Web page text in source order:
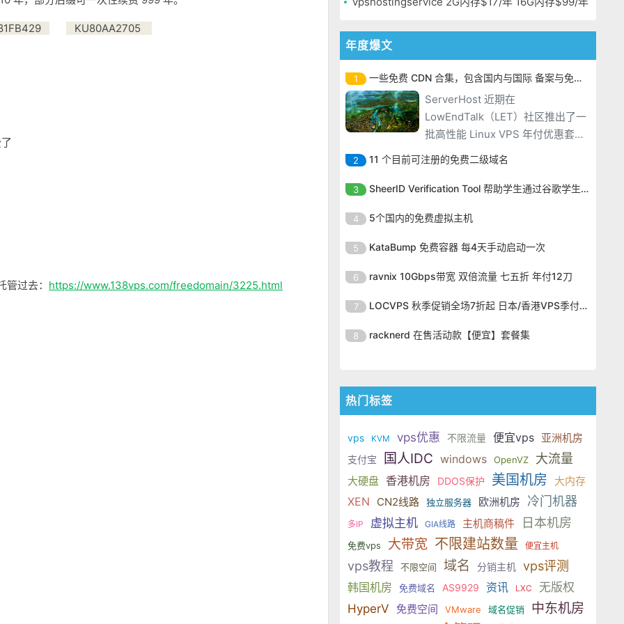
KU80AA2705
过去： https://www.138vps.com/freedomain/3225.html
年度爆文
1 一些免费 CDN 合集，包含国内与国际 备案与免备案
ServerHost 近期在
LowEndTalk（LET）社区推出了一
批高性能 Linux VPS 年付优惠套
餐，使用优惠码后 2GB 内存配置低
至 $16.99/年，16GB 大内存套餐也
仅需 $99.99/年，性价比非常突
KVM 虚拟化架构，搭配
2 11 个目前可注册的免费二级域名
ServerHost 近期在
LowEndTalk（LET）社区推出了一
批高性能 Linux VPS 年付优惠套
至 $16.99/年，16GB 大内存套餐也
出。ServerHost 的 VPS 全部采用
KVM 虚拟化架构，搭配
3 SheerID Verification Tool 帮助学生通过谷歌学生计划免费获得 Gemini Advanced
ServerHost 近期在
LowEndTalk（LET）社区推出了一
批高性能 Linux VPS 年付优惠套
至 $16.99/年，16GB 大内存套餐也
出。ServerHost 的 VPS 全部采用
KVM 虚拟化架构，搭配
4 5个国内的免费虚拟主机
ServerHost 近期在
LowEndTalk（LET）社区推出了一
批高性能 Linux VPS 年付优惠套
至 $16.99/年，16GB 大内存套餐也
出。ServerHost 的 VPS 全部采用
5 KataBump 免费容器 每4天手动启动一次
ServerHost 近期在
LowEndTalk（LET）社区推出了一
批高性能 Linux VPS 年付优惠套
至 $16.99/年，16GB 大内存套餐也
KVM 虚拟化架构，搭配
6 ravnix 10Gbps带宽 双倍流量 七五折 年付12刀
ServerHost 近期在
LowEndTalk（LET）社区推出了一
批高性能 Linux VPS 年付优惠套
仅需 $99.99/年，性价比非常突
KVM 虚拟化架构，搭配
7 LOCVPS 秋季促销全场7折起 日本/香港VPS季付63元
ServerHost 近期在
LowEndTalk（LET）社区推出了一
仅需 $99.99/年，性价比非常突
出。ServerHost 的 VPS 全部采用
KVM 虚拟化架构，搭配
8 racknerd 在售活动款【便宜】套餐集
批高性能 Linux VPS 年付优惠套
仅需 $99.99/年，性价比非常突
出。ServerHost 的 VPS 全部采用
KVM 虚拟化架构，搭配
热门标签
vps KVM vps优惠 不限流量 便宜vps 亚洲机房
支付宝 国人IDC windows OpenVZ 大流量
大硬盘 香港机房 DDOS保护 美国机房 大内存
XEN CN2线路 独立服务器 欧洲机房 冷门机器
多IP 虚拟主机 GIA线路 主机商稿件 日本机房
免费vps 大带宽 不限建站数量 便宜主机
vps教程 不限空间 域名 分销主机 vps评测
韩国机房 免费域名 AS9929 资讯 LXC
无版权
HyperV
免费空间 VMware 域名促销 中东机房